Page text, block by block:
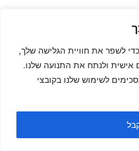
אנו משתמשים בקובצי Cookie כדי לשפר את חוויית הגלישה שלך,
אישית ולנתח את התנועה שלנו.
לשימוש שלנו בקובצי
המרכז הרפואי S.K Medical